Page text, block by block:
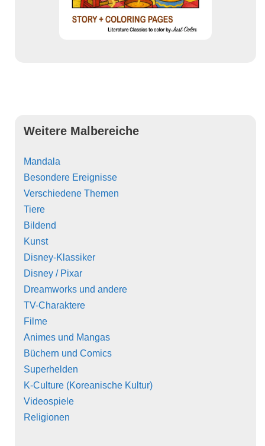
Weitere Malbereiche
Mandala
Besondere Ereignisse
Verschiedene Themen
Tiere
Bildend
Kunst
Disney-Klassiker
Disney / Pixar
Dreamworks und andere
TV-Charaktere
Filme
Animes und Mangas
Büchern und Comics
Superhelden
K-Culture (Koreanische Kultur)
Videospiele
Religionen